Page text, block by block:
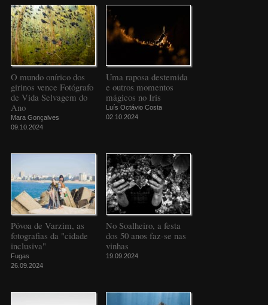
O mundo onírico dos
girinos vence Fotógrafo
de Vida Selvagem do
Ano
Mara Gonçalves
09.10.2024
Uma raposa destemida
e outros momentos
mágicos no Iris
Luís Octávio Costa
02.10.2024
Póvoa de Varzim, as
fotografias da "cidade
inclusiva"
Fugas
26.09.2024
No Soalheiro, a festa
dos 50 anos faz-se nas
vinhas
19.09.2024